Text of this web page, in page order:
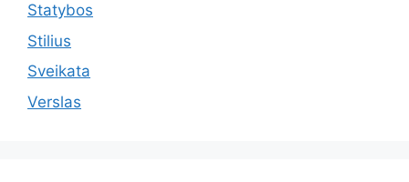
Statybos
Stilius
Sveikata
Verslas